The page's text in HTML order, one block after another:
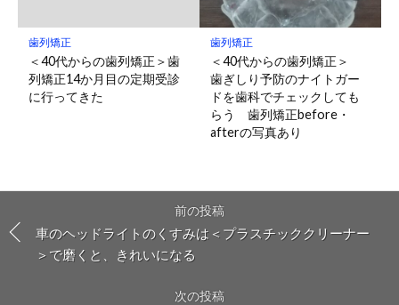
歯列矯正
＜40代からの歯列矯正＞歯
列矯正14か月目の定期受診
に行ってきた
歯列矯正
＜40代からの歯列矯正＞
歯ぎしり予防のナイトガー
ドを歯科でチェックしても
らう 歯列矯正before・
afterの写真あり
前の投稿
車のヘッドライトのくすみは＜プラスチッククリーナー
＞で磨くと、きれいになる
次の投稿